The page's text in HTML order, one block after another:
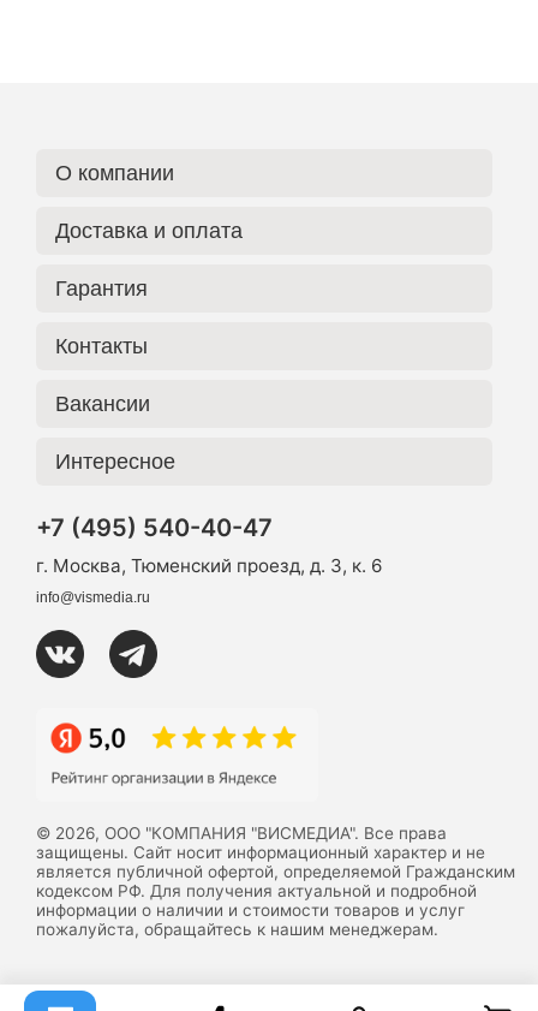
О компании
Доставка и оплата
Гарантия
Контакты
Вакансии
Интересное
+7 (495) 540-40-47
г. Москва, Тюменский проезд, д. 3, к. 6
info@vismedia.ru
© 2026, ООО "КОМПАНИЯ "ВИСМЕДИА". Все права
защищены. Сайт носит информационный характер и не
является публичной офертой, определяемой Гражданским
кодексом РФ. Для получения актуальной и подробной
информации о наличии и стоимости товаров и услуг
пожалуйста, обращайтесь к нашим менеджерам.